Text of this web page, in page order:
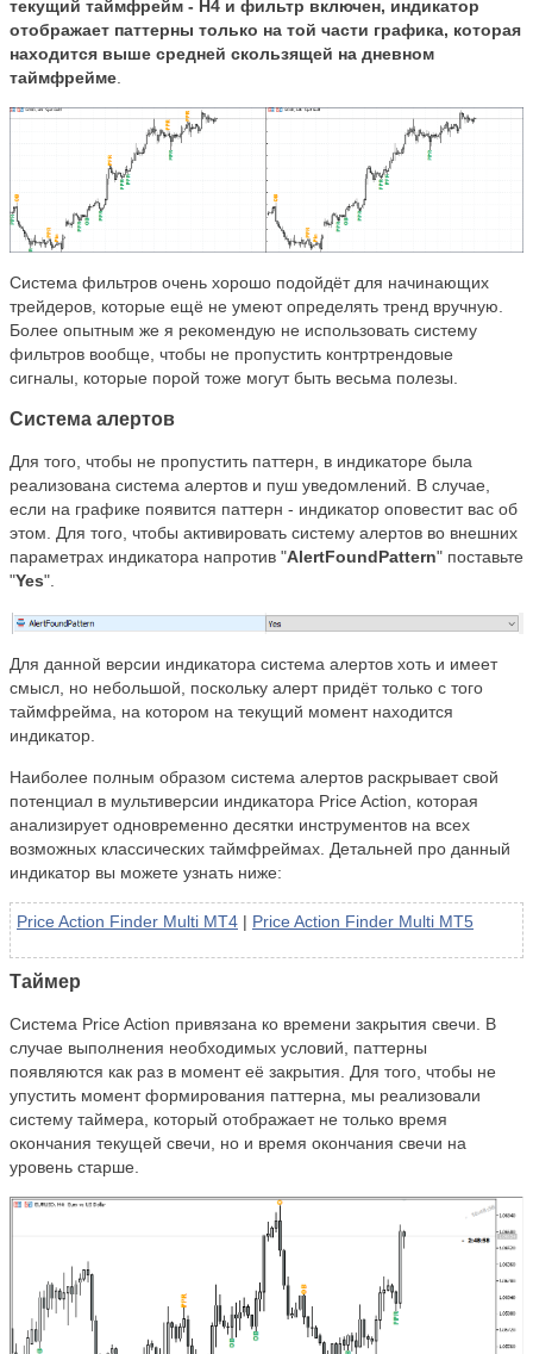
текущий таймфрейм - H4 и фильтр включен, индикатор
отображает паттерны только на той части графика, которая
находится выше средней скользящей на дневном
таймфрейме.
Система фильтров очень хорошо подойдёт для начинающих
трейдеров, которые ещё не умеют определять тренд вручную.
Более опытным же я рекомендую не использовать систему
фильтров вообще, чтобы не пропустить контртрендовые
сигналы, которые порой тоже могут быть весьма полезы.
Система алертов
Для того, чтобы не пропустить паттерн, в индикаторе была
реализована система алертов и пуш уведомлений. В случае,
если на графике появится паттерн - индикатор оповестит вас об
этом. Для того, чтобы активировать систему алертов во внешних
параметрах индикатора напротив "AlertFoundPattern" поставьте
"Yes".
Для данной версии индикатора система алертов хоть и имеет
смысл, но небольшой, поскольку алерт придёт только с того
таймфрейма, на котором на текущий момент находится
индикатор.
Наиболее полным образом система алертов раскрывает свой
потенциал в мультиверсии индикатора Price Action, которая
анализирует одновременно десятки инструментов на всех
возможных классических таймфреймах. Детальней про данный
индикатор вы можете узнать ниже:
Price Action Finder Multi MT4 | Price Action Finder Multi MT5
Таймер
Система Price Action привязана ко времени закрытия свечи. В
случае выполнения необходимых условий, паттерны
появляются как раз в момент её закрытия. Для того, чтобы не
упустить момент формирования паттерна, мы реализовали
систему таймера, который отображает не только время
окончания текущей свечи, но и время окончания свечи на
уровень старше.